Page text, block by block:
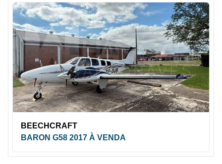
BEECHCRAFT
BARON G58 2017 À VENDA